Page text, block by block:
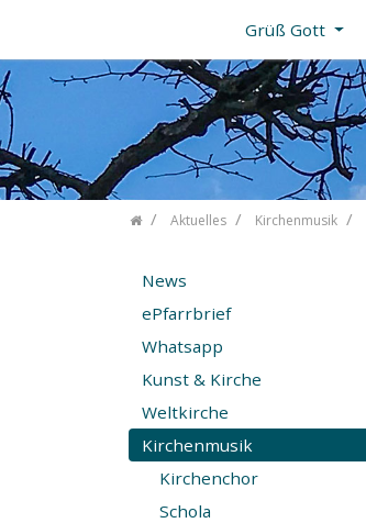
Zum Inhalt springen
Grüß Gott
Aktuelles Kirchenmusik
News
ePfarrbrief
Whatsapp
Kunst & Kirche
Weltkirche
Kirchenmusik
Kirchenchor
Schola